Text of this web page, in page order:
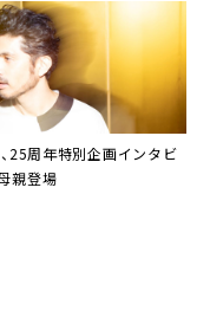
25周年特別企画インタビ
親登場